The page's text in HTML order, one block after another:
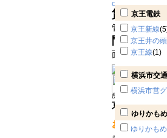
京王電鉄
京王新線
京王井の
京王線(1)
横浜市交
横浜市営
ゆりかもめ
ゆりかもめ
Change
賃料11.6万
管理費 8000円
間取り1K
面積 25.46㎡
所在地：大田区大森
京急本線 平
おすすめ